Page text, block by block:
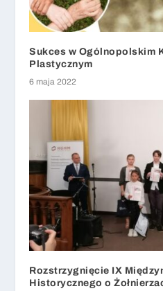
Sukces w Ogólnopolskim
Plastycznym
6 maja 2022
Rozstrzygnięcie IX
Historycznego o